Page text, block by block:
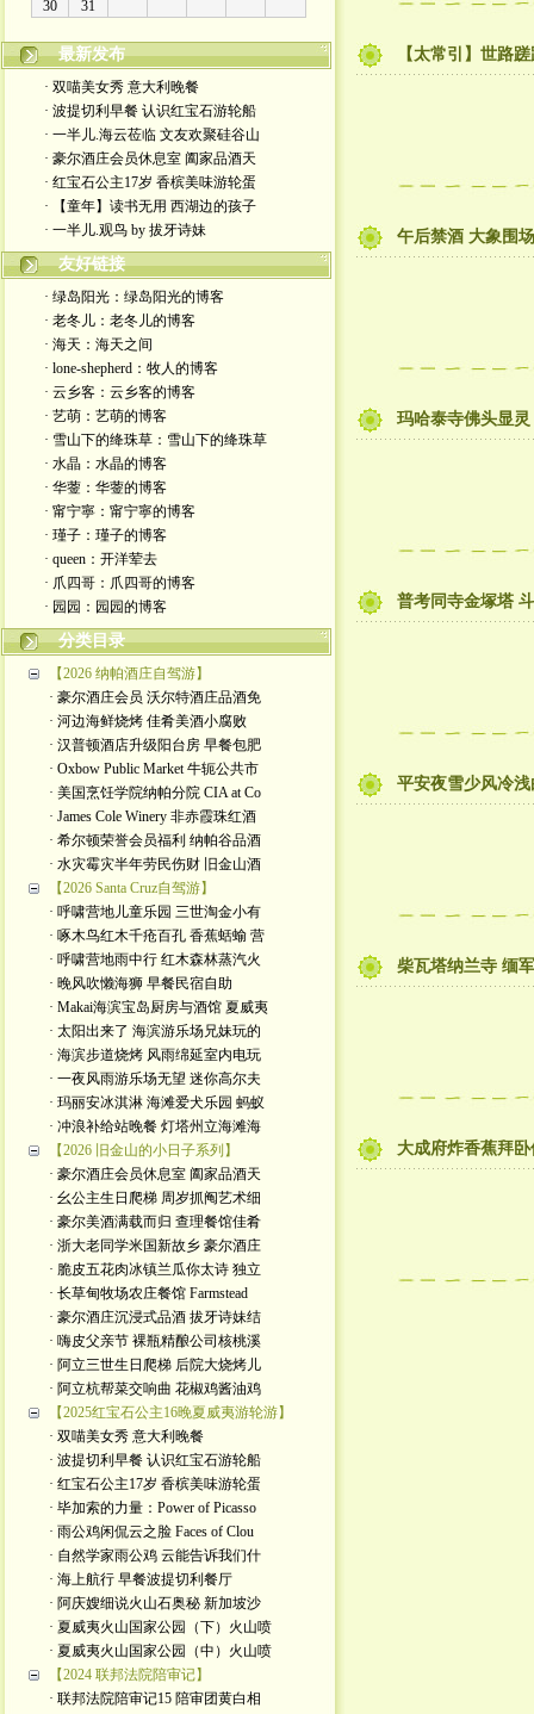
最新发布
· 双喵美女秀 意大利晚餐
· 波提切利早餐 认识红宝石游轮船
· 一半儿.海云莅临 文友欢聚硅谷山
· 豪尔酒庄会员休息室 阖家品酒天
· 红宝石公主17岁 香槟美味游轮蛋
· 【童年】读书无用 西湖边的孩子
· 一半儿.观鸟 by 拔牙诗妹
友好链接
· 绿岛阳光：绿岛阳光的博客
· 老冬儿：老冬儿的博客
· 海天：海天之间
· lone-shepherd：牧人的博客
· 云乡客：云乡客的博客
· 艺萌：艺萌的博客
· 雪山下的绛珠草：雪山下的绛珠草
· 水晶：水晶的博客
· 华蓥：华蓥的博客
· 甯宁寧：甯宁寧的博客
· 瑾子：瑾子的博客
· queen：开洋荤去
· 爪四哥：爪四哥的博客
· 园园：园园的博客
分类目录
【2026 纳帕酒庄自驾游】
· 豪尔酒庄会员 沃尔特酒庄品酒免
· 河边海鲜烧烤 佳肴美酒小腐败
· 汉普顿酒店升级阳台房 早餐包肥
· Oxbow Public Market 牛轭公共市
· 美国烹饪学院纳帕分院 CIA at Co
· James Cole Winery 非赤霞珠红酒
· 希尔顿荣誉会员福利 纳帕谷品酒
· 水灾霉灾半年劳民伤财 旧金山酒
【2026 Santa Cruz自驾游】
· 呼啸营地儿童乐园 三世淘金小有
· 啄木鸟红木千疮百孔 香蕉蛞蝓 营
· 呼啸营地雨中行 红木森林蒸汽火
· 晚风吹懒海狮 早餐民宿自助
· Makai海滨宝岛厨房与酒馆 夏威夷
· 太阳出来了 海滨游乐场兄妹玩的
· 海滨步道烧烤 风雨绵延室内电玩
· 一夜风雨游乐场无望 迷你高尔夫
· 玛丽安冰淇淋 海滩爱犬乐园 蚂蚁
· 冲浪补给站晚餐 灯塔州立海滩海
【2026 旧金山的小日子系列】
· 豪尔酒庄会员休息室 阖家品酒天
· 幺公主生日爬梯 周岁抓阄艺术细
· 豪尔美酒满载而归 查理餐馆佳肴
· 浙大老同学米国新故乡 豪尔酒庄
· 脆皮五花肉冰镇兰瓜你太诗 独立
· 长草甸牧场农庄餐馆 Farmstead
· 豪尔酒庄沉浸式品酒 拔牙诗妹结
· 嗨皮父亲节 裸瓶精酿公司核桃溪
· 阿立三世生日爬梯 后院大烧烤儿
· 阿立杭帮菜交响曲 花椒鸡酱油鸡
【2025红宝石公主16晚夏威夷游轮游】
· 双喵美女秀 意大利晚餐
· 波提切利早餐 认识红宝石游轮船
· 红宝石公主17岁 香槟美味游轮蛋
· 毕加索的力量：Power of Picasso
· 雨公鸡闲侃云之脸 Faces of Clou
· 自然学家雨公鸡 云能告诉我们什
· 海上航行 早餐波提切利餐厅
· 阿庆嫂细说火山石奥秘 新加坡沙
· 夏威夷火山国家公园（下）火山喷
· 夏威夷火山国家公园（中）火山喷
【2024 联邦法院陪审记】
· 联邦法院陪审记15 陪审团黄白相
【太常引】世路
午后禁酒 大象围
玛哈泰寺佛头显
普考同寺金塚塔
平安夜雪少风冷
柴瓦塔纳兰寺 缅
大成府炸香蕉拜